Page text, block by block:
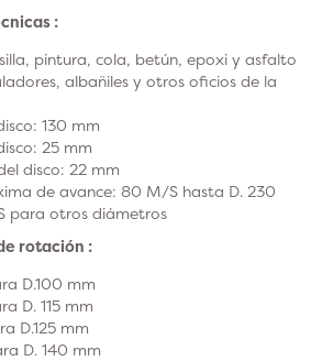
:
pintura, cola, betún, epoxi y asfalto
albañiles y otros oficios de la
130 mm
25 mm
disco: 22 mm
de avance: 80 M/S hasta D. 230
para otros diámetros
rotación :
D.100 mm
D. 115 mm
D.125 mm
D. 140 mm